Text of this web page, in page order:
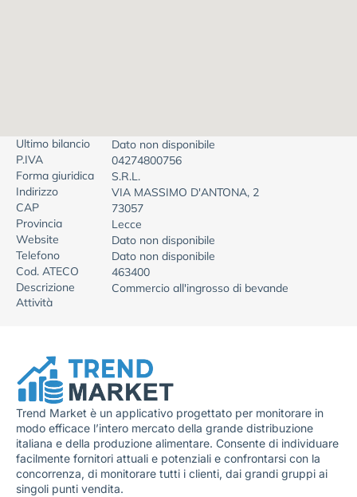
Ultimo bilancio
Dato non disponibile
P.IVA
04274800756
Forma giuridica
S.R.L.
Indirizzo
VIA MASSIMO D'ANTONA, 2
CAP
73057
Provincia
Lecce
Website
Dato non disponibile
Telefono
Dato non disponibile
Cod. ATECO
463400
Descrizione
Attività
Commercio all'ingrosso di bevande
Trend Market è un applicativo progettato per monitorare in
modo efficace l’intero mercato della grande distribuzione
italiana e della produzione alimentare. Consente di individuare
facilmente fornitori attuali e potenziali e confrontarsi con la
concorrenza, di monitorare tutti i clienti, dai grandi gruppi ai
singoli punti vendita.